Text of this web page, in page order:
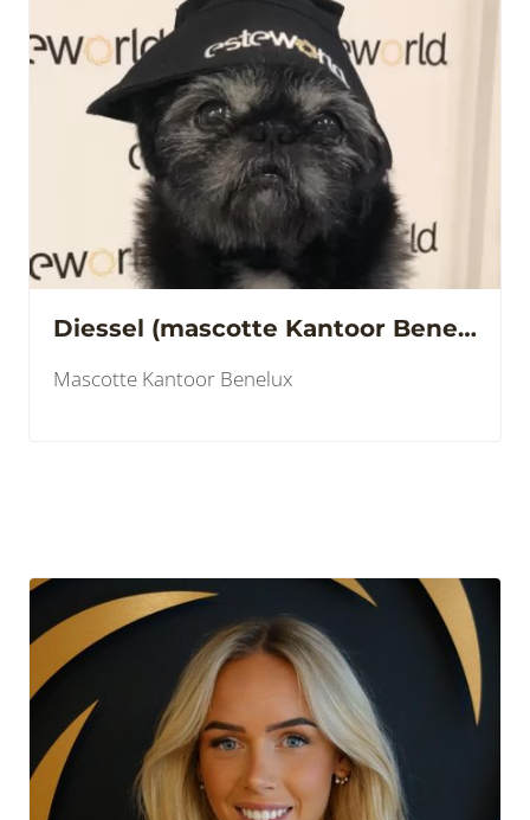
Diessel (mascotte Kantoor Benelux)
Mascotte Kantoor Benelux